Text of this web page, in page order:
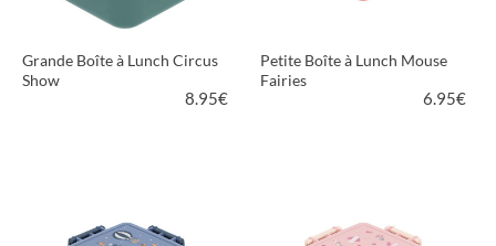
Grande Boîte à Lunch Circus
Show
8.95€
Petite Boîte à Lunch Mouse
Fairies
6.95€